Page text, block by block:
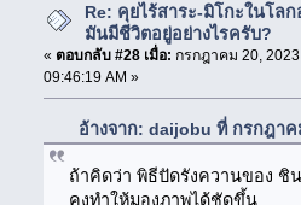
Re: คุยไร้สาระ-มิโกะในโลก
มันมีชีวิตอยู่อย่างไรครับ?
« ตอบกลับ #28 เมื่อ: กรกฎาคม 20,
09:46:19 AM »
อ้างจาก: daijobu ที่ กรกฎาค
ถ้าคิดว่า พิธีปัดรังควานของ ชิ
คงทำให้มองภาพได้ชัดขึ้น